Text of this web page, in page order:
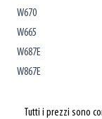
W670
W665
W687E
W867E
Tutti i prezzi sono